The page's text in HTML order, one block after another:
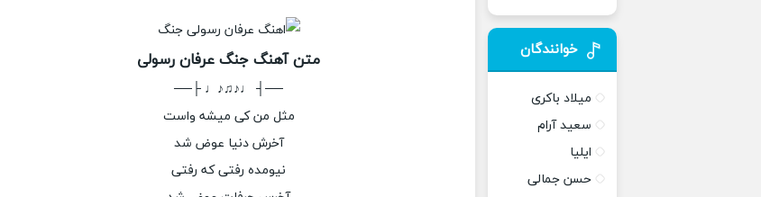
متن آهنگ جنگ عرفان رسولی
──┤ ♩♪♫♪♩ ├──
مثل من کی میشه واست
آخرش دنیا عوض شد
نیومده رفتی که رفتی
خوانندگان
میلاد باکری
سعید آرام
ایلیا
حسن جمالی